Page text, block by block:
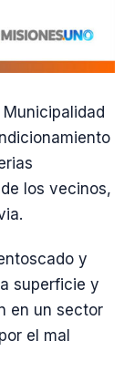
los vecinos,
y
superficie y
en un sector
el mal